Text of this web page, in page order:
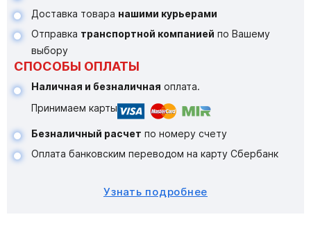
Доставка товара нашими курьерами
Отправка транспортной компанией по Вашему
выбору
СПОСОБЫ ОПЛАТЫ
Наличная и безналичная оплата.
Принимаем карты
Безналичный расчет по номеру счету
Оплата банковским переводом на карту Сбербанк
Узнать подробнее